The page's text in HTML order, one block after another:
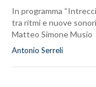
In programma
tra ritmi e nuove
Matteo Simone Musio
Antonio Serreli